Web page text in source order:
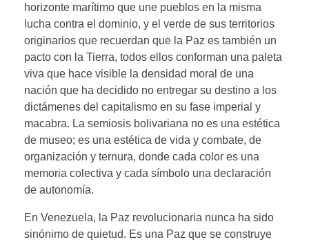
horizonte marítimo que une pueblos en la misma
lucha contra el dominio, y el verde de sus territorios
originarios que recuerdan que la Paz es también un
pacto con la Tierra, todos ellos conforman una paleta
viva que hace visible la densidad moral de una
nación que ha decidido no entregar su destino a los
dictámenes del capitalismo en su fase imperial y
macabra. La semiosis bolivariana no es una estética
de museo; es una estética de vida y combate, de
organización y ternura, donde cada color es una
memoria colectiva y cada símbolo una declaración
de autonomía.
En Venezuela, la Paz revolucionaria nunca ha sido
sinónimo de quietud. Es una Paz que se construye